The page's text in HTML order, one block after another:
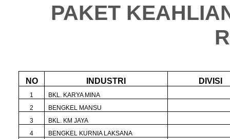
PAKET
NO INDUSTRI DIVISI
1
BKL. KARYA MINA
2
BENGKEL MANSU
3
BKL. KM JAYA
4
BENGKEL KURNIA LAKSANA